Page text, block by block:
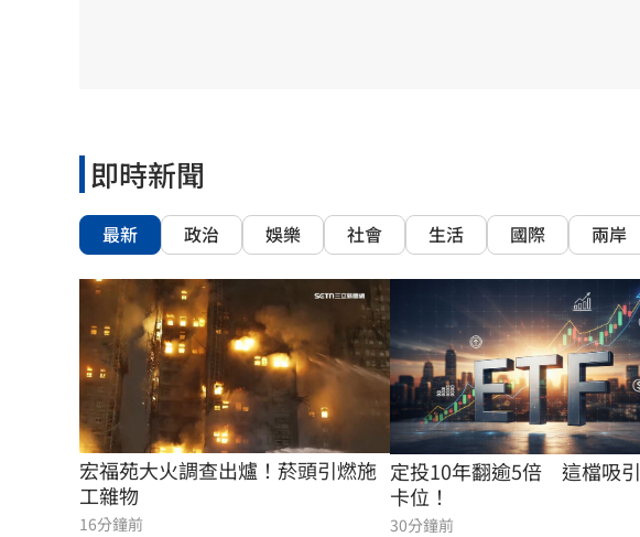
即時新聞
最新 政治 娛樂 社會 生活 國際 兩岸
宏福苑大火調查出爐！菸頭引燃施
工雜物
16分鐘前
定投10年翻逾5倍　這檔吸
卡位！
30分鐘前